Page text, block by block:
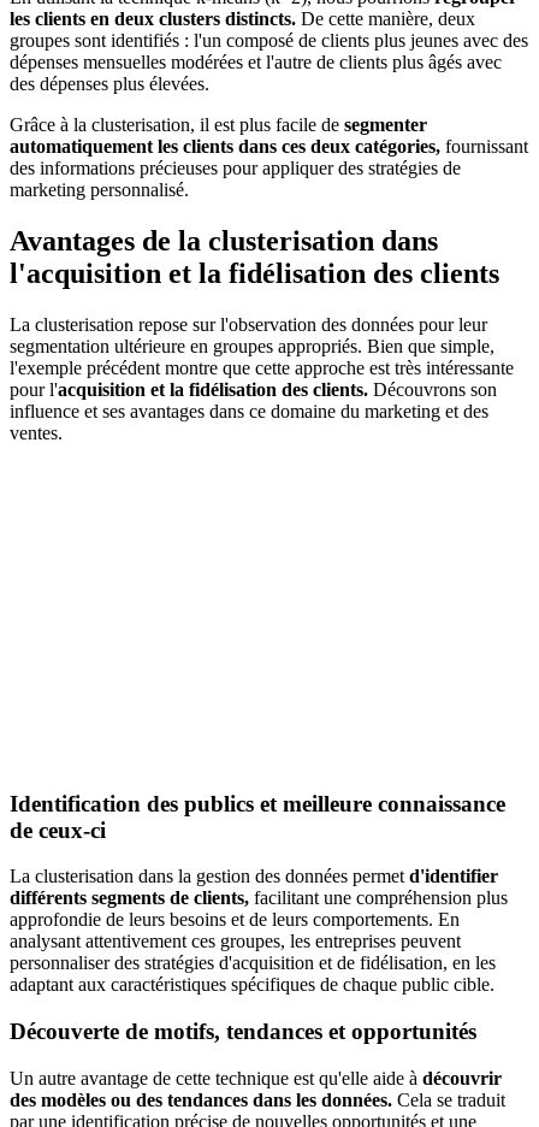
les clients en deux clusters distincts. De cette manière, deux
groupes sont identifiés : l'un composé de clients plus jeunes avec des
dépenses mensuelles modérées et l'autre de clients plus âgés avec
des dépenses plus élevées.
Grâce à la clusterisation, il est plus facile de segmenter
automatiquement les clients dans ces deux catégories, fournissant
des informations précieuses pour appliquer des stratégies de
marketing personnalisé.
Avantages de la clusterisation dans
l'acquisition et la fidélisation des clients
La clusterisation repose sur l'observation des données pour leur
segmentation ultérieure en groupes appropriés. Bien que simple,
l'exemple précédent montre que cette approche est très intéressante
pour l'acquisition et la fidélisation des clients. Découvrons son
influence et ses avantages dans ce domaine du marketing et des
ventes.
Identification des publics et meilleure connaissance
de ceux-ci
La clusterisation dans la gestion des données permet d'identifier
différents segments de clients, facilitant une compréhension plus
approfondie de leurs besoins et de leurs comportements. En
analysant attentivement ces groupes, les entreprises peuvent
personnaliser des stratégies d'acquisition et de fidélisation, en les
adaptant aux caractéristiques spécifiques de chaque public cible.
Découverte de motifs, tendances et opportunités
Un autre avantage de cette technique est qu'elle aide à découvrir
des modèles ou des tendances dans les données. Cela se traduit
par une identification précise de nouvelles opportunités et une